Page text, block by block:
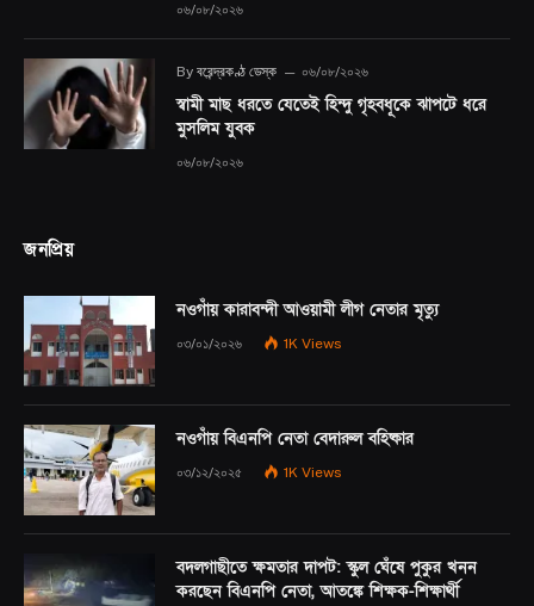
০৬/০৮/২০২৬
By বরেন্দ্রকণ্ঠ ডেস্ক ০৬/০৮/২০২৬
স্বামী মাছ ধরতে যেতেই হিন্দু গৃহবধূকে ঝাপটে ধরে
মুসলিম যুবক
০৬/০৮/২০২৬
জনপ্রিয়
নওগাঁয় কারাবন্দী আওয়ামী লীগ নেতার মৃত্যু
০৩/০১/২০২৬ 1K Views
নওগাঁয় বিএনপি নেতা বেদারুল বহিষ্কার
০৩/১২/২০২৫ 1K Views
বদলগাছীতে ক্ষমতার দাপট: স্কুল ঘেঁষে পুকুর খনন
করছেন বিএনপি নেতা, আতঙ্কে শিক্ষক-শিক্ষার্থী